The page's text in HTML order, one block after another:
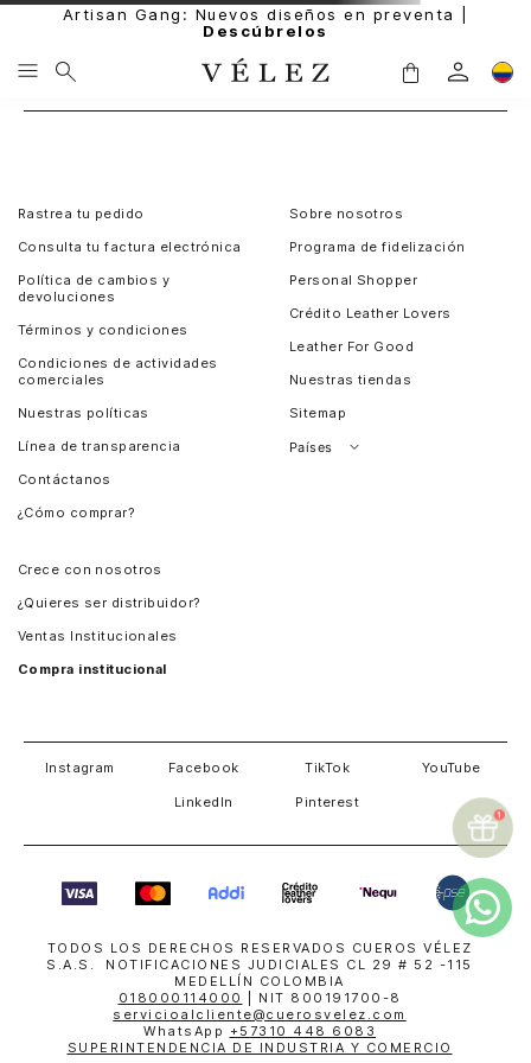
Artisan Gang: Nuevos diseños en preventa |
Descúbrelos
Rastrea tu pedido
Consulta tu factura electrónica
Política de cambios y
devoluciones
Términos y condiciones
Condiciones de actividades
comerciales
Nuestras políticas
Línea de transparencia
Contáctanos
¿Cómo comprar?
Sobre nosotros
Programa de fidelización
Personal Shopper
Crédito Leather Lovers
Leather For Good
Nuestras tiendas
Sitemap
Países
Crece con nosotros
¿Quieres ser distribuidor?
Ventas Institucionales
Compra institucional
Instagram Facebook TikTok YouTube
LinkedIn Pinterest
TODOS LOS DERECHOS RESERVADOS CUEROS VÉLEZ
S.A.S. NOTIFICACIONES JUDICIALES CL 29 # 52 -115
MEDELLÍN COLOMBIA
018000114000
| NIT 800191700-8
servicioalcliente@cuerosvelez.com
WhatsApp +57310 448 6083
SUPERINTENDENCIA DE INDUSTRIA Y COMERCIO